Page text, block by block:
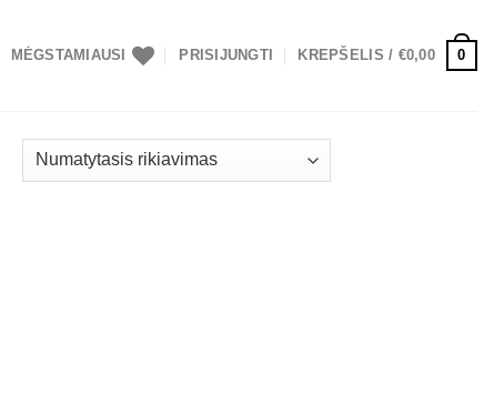
MĖGSTAMIAUSI PRISIJUNGTI KREPŠELIS / €0,00 0